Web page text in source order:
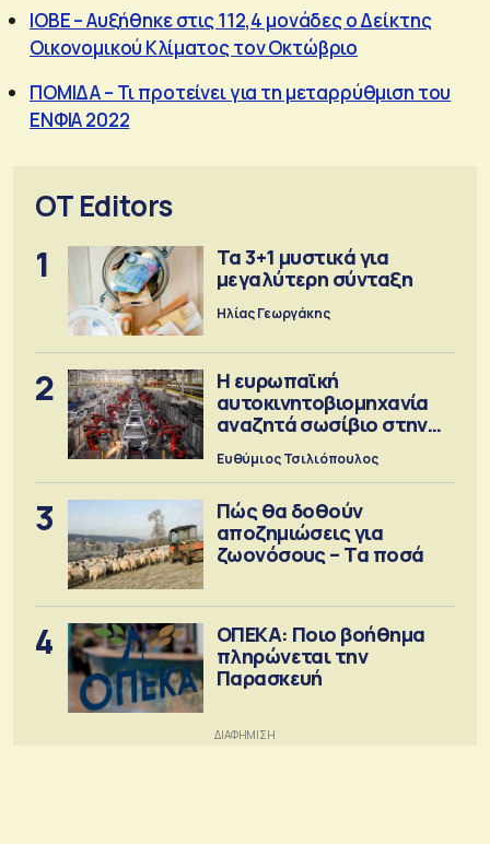
ΙΟΒΕ – Αυξήθηκε στις 112,4 μονάδες ο Δείκτης
Οικονομικού Κλίματος τον Οκτώβριο
ΠΟΜΙΔΑ – Τι προτείνει για τη μεταρρύθμιση του
ΕΝΦΙΑ 2022
OT Editors
1
Τα 3+1 μυστικά για
μεγαλύτερη σύνταξη
Ηλίας Γεωργάκης
2
Η ευρωπαϊκή
αυτοκινητοβιομηχανία
αναζητά σωσίβιο στην
Κίνα
Ευθύμιος Τσιλιόπουλος
3
Πώς θα δοθούν
αποζημιώσεις για
ζωονόσους – Τα ποσά
4
ΟΠΕΚΑ: Ποιο βοήθημα
πληρώνεται την
Παρασκευή